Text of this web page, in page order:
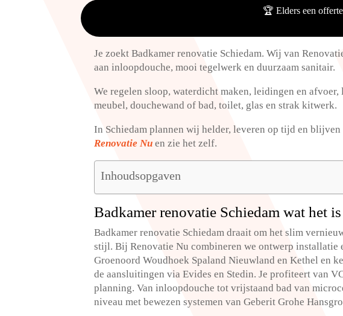
🏆 Elders een
Je zoekt Badkamer renovatie Schiedam.​ Wij van
aan inloopdouche, mooi tegelwerk en duurzaam sanitair.​
We regelen sloop, waterdicht maken, leidingen en
meubel, douchewand of bad, toilet, glas en strak kitwerk.​
In Schiedam plannen wij helder, leveren op tijd en
Renovatie Nu en zie het zelf.​
Inhoudsopgaven
Badkamer renovatie Schiedam wat het
Badkamer renovatie Schiedam draait om het slim
stijl.​ Bij Renovatie Nu combineren we ontwerp installatie
Groenoord Woudhoek Spaland Nieuwland en Kethel en
de aansluitingen via Evides en Stedin.​ Je profiteert van
planning.​ Van inloopdouche tot vrijstaand bad van
niveau met bewezen systemen van Geberit Grohe